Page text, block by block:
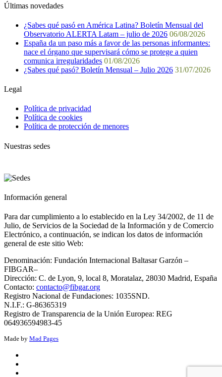
Últimas novedades
¿Sabes qué pasó en América Latina? Boletín Mensual del
Observatorio ALERTA Latam – julio de 2026 06/08/2026
España da un paso más a favor de las personas informantes:
nace el órgano que supervisará cómo se protege a quien
comunica irregularidades 01/08/2026
¿Sabes qué pasó? Boletín Mensual – Julio 2026 31/07/2026
Legal
Política de privacidad
Política de cookies
Política de protección de menores
Nuestras sedes
Información general
Para dar cumplimiento a lo establecido en la Ley 34/2002, de 11 de
Julio, de Servicios de la Sociedad de la Información y de Comercio
Electrónico, a continuación, se indican los datos de información
general de este sitio Web:
Denominación: Fundación Internacional Baltasar Garzón –
FIBGAR–
Dirección: C. de Lyon, 9, local 8, Moratalaz, 28030 Madrid, España
Contacto: contacto@fibgar.org
Registro Nacional de Fundaciones: 1035SND.
N.I.F.: G-86365319
Registro de Transparencia de la Unión Europea: REG
064936594983-45
Made by Mad Pages